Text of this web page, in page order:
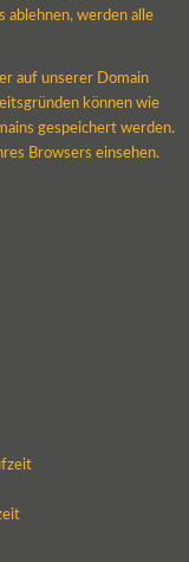
ablehnen, werden alle
auf unserer Domain
können wie
gespeichert werden.
Browsers einsehen.